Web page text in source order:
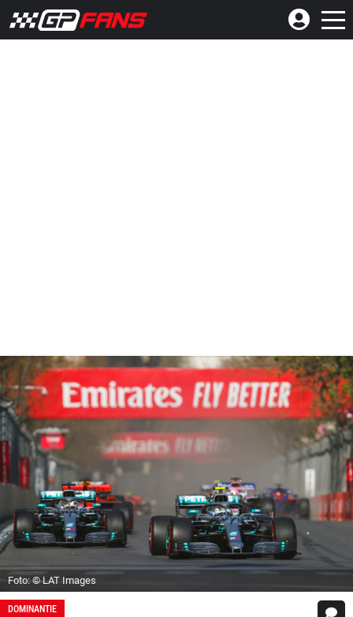
Foto: © LAT Images
DOMINANTIE